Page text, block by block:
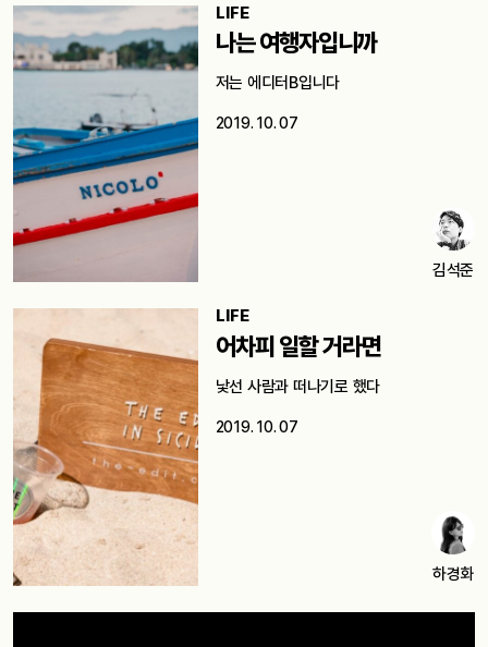
LIFE
나는 여행자입니까
저는 에디터B입니다
2019. 10. 07
김석준
LIFE
어차피 일할 거라면
낯선 사람과 떠나기로 했다
2019. 10. 07
하경화